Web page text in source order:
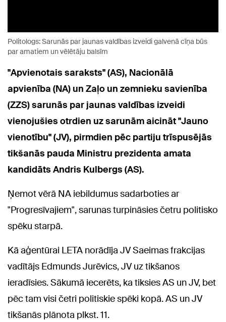
Politologs: Sarunās par jaunas valdības izveidi galvenā cīņa būs
par amatiem un vēlētāju balsīm
"Apvienotais saraksts" (AS), Nacionālā
apvienība (NA) un Zaļo un zemnieku savienība
(ZZS) sarunās par jaunas valdības izveidi
vienojušies otrdien uz sarunām aicināt "Jauno
vienotību" (JV), pirmdien pēc partiju trīspusējās
tikšanās pauda Ministru prezidenta amata
kandidāts Andris Kulbergs (AS).
Ņemot vērā NA iebildumus sadarboties ar
"Progresīvajiem", sarunas turpināsies četru politisko
spēku starpā.
Kā aģentūrai LETA norādīja JV Saeimas frakcijas
vadītājs Edmunds Jurēvics, JV uz tikšanos
ieradīsies. Sākumā iecerēts, ka tiksies AS un JV, bet
pēc tam visi četri politiskie spēki kopā. AS un JV
tikšanās plānota plkst. 11.